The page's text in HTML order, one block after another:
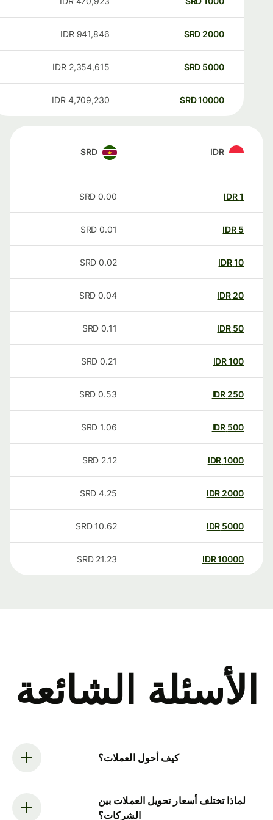
2000
SRD
941,846
IDR
5000
SRD
2,354,615
IDR
10000
SRD
4,709,230
IDR
IDR
SRD
IDR
0.00
SRD
IDR
0.01
SRD
IDR
0.02
SRD
20
IDR
0.04
SRD
50
IDR
0.11
SRD
100
IDR
0.21
SRD
250
IDR
0.53
SRD
500
IDR
1.06
SRD
1000
IDR
2.12
SRD
2000
IDR
4.25
SRD
5000
IDR
10.62
SRD
10000
IDR
21.23
SRD
الأسئلة الشائعة
كيف أحول العملات؟
لماذا تختلف أسعار تحويل العملات بين
الشركات؟